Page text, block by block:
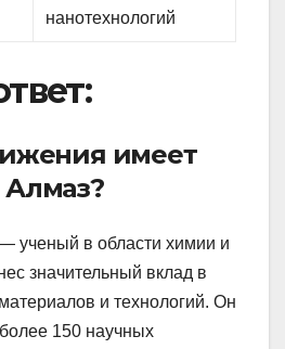
нанотехнологий
имеет
ученый в области химии и
значительный вклад в
и технологий. Он
150 научных